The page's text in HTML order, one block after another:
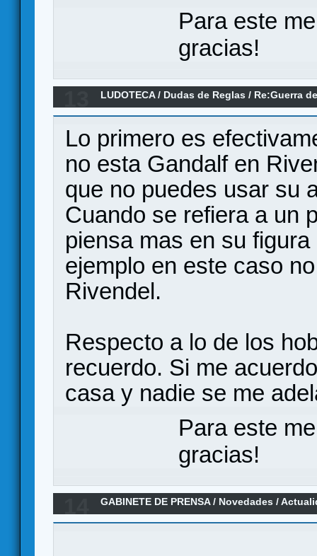
Para este
gracias!
LUDOTECA/ Dudas de Reglas / Re:Guerra
Lo primero es
no esta Gandalf en
que no puedes usar su
Cuando se refiera a un
piensa mas en su
ejemplo en este caso
Rivendel.
Respecto a lo de los
recuerdo. Si me
casa y nadie se me
Para este
gracias!
GABINETE DE PRENSA/ Novedades /
Egipto por Devir